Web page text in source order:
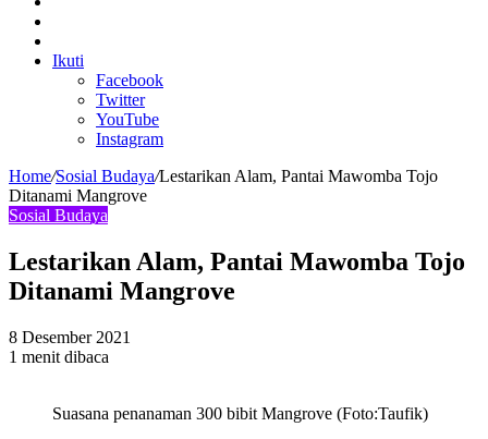
In
Ikuti
Facebook
Twitter
YouTube
Instagram
Home/Sosial Budaya/Lestarikan Alam, Pantai Mawomba Tojo
Ditanami Mangrove
Sosial Budaya
Lestarikan Alam, Pantai Mawomba Tojo
Ditanami Mangrove
8 Desember 2021
1 menit dibaca
Suasana penanaman 300 bibit Mangrove (Foto:Taufik)